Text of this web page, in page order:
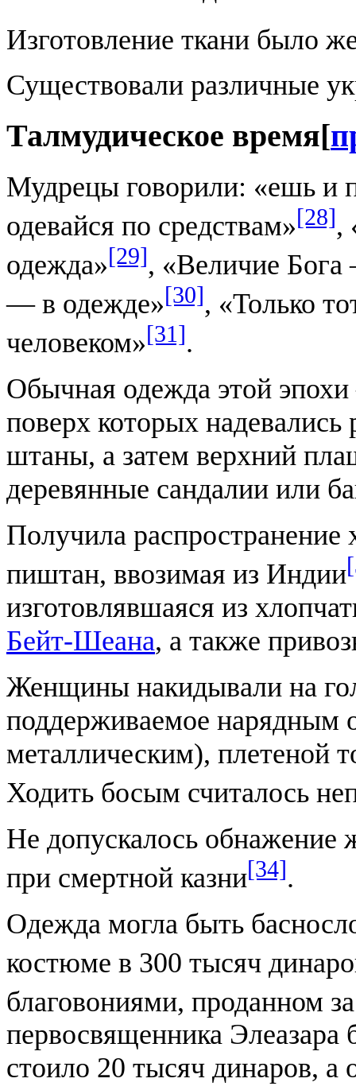
Изготовление ткани было
Существовали различные
Талмудическое время[
Мудрецы говорили: «ешь и
одевайся по средствам»[28],
одежда»[29], «Величие Бога
— в одежде»[30], «Только
человеком»[31].
Обычная одежда этой
поверх которых
штаны, а затем верхний
деревянные сандалии или
Получила
пиштан, ввозимая из Индии
изготовлявшаяся из
Бейт-Шеана, а также
Женщины накидывали на
поддерживаемое нарядным
металлическим), плетеной
Ходить босым считалось
Не допускалось
при смертной казни[34].
Одежда могла быть
костюме в 300 тысяч
благовониями, проданном
первосвященника Элеазара
стоило 20 тысяч динаров,